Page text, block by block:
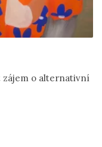
zájem o alternativní